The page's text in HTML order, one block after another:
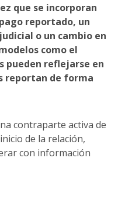
que se incorporan
reportado, un
o un cambio en
como el
pueden reflejarse en
reportan de forma
contraparte activa de
de la relación,
con información